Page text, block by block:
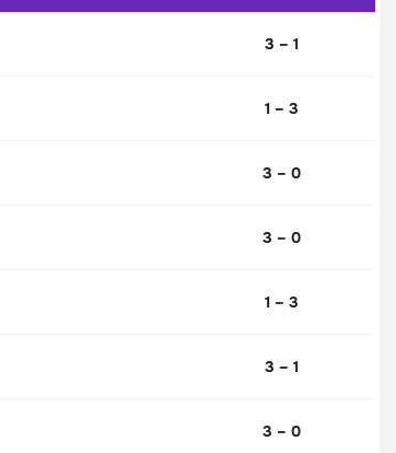
3 – 1
1 – 3
3 – 0
3 – 0
1 – 3
3 – 1
3 – 0